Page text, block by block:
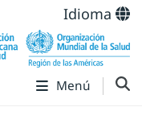
Idioma
Menú